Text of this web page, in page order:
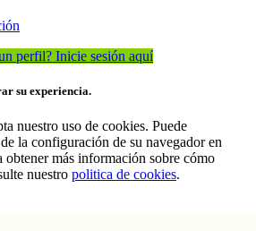
perfil? Inicie sesión aquí
su experiencia.
nuestro uso de cookies. Puede
la configuración de su navegador en
obtener más información sobre cómo
nuestro politica de cookies.